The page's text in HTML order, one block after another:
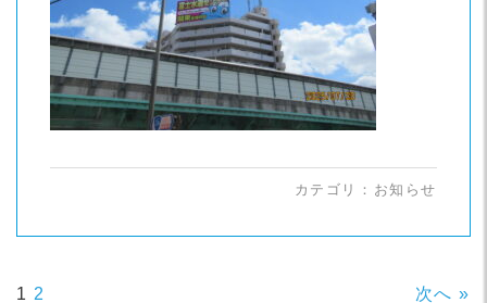
カテゴリ： お知らせ
1 2 次へ »